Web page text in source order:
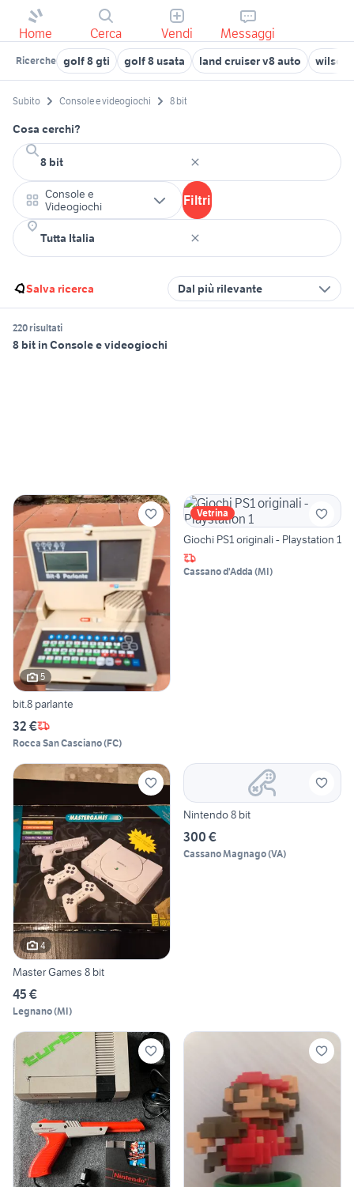
Home Cerca Vendi Messaggi
Ricerche golf 8 gti golf 8 usata land cruiser v8 auto wilson
Subito Console e videogiochi 8 bit
Cosa cerchi?
Console e
Videogiochi
Filtri
Salva ricerca Dal più rilevante
220 risultati
8 bit in Console e videogiochi
5
bit.8 parlante
32 €
Rocca San Casciano(FC)
Vetrina
Giochi PS1 originali - Playstation 1
Cassano d'Adda (MI)
4
Master Games 8 bit
45 €
Legnano(MI)
Nintendo 8 bit
300 €
Cassano Magnago(VA)